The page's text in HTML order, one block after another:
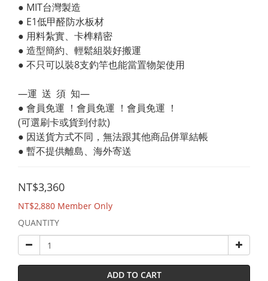
● MIT台灣製造
● E1低甲醛防水板材
● 用料紮實、卡榫精密
● 造型簡約、輕鬆組裝好搬運
● 不只可以裝8支釣竿也能當置物架使用
—運  送  須  知—
● 會員免運 ！會員免運 ！會員免運 ！
(可選刷卡或貨到付款)
● 因送貨方式不同，無法跟其他商品併單結帳
● 暫不提供離島、海外寄送
NT$3,360
NT$2,880 Member Only
QUANTITY
ADD TO CART